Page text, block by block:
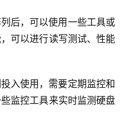
后，可以使用一些工具或
可以进行读写测试、性能
入使用，需要定期监控和
监控工具来实时监测硬盘